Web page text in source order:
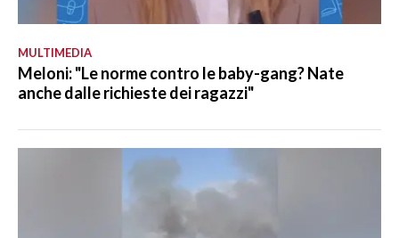
MULTIMEDIA
Meloni: "Le norme contro le baby-gang? Nate
anche dalle richieste dei ragazzi"